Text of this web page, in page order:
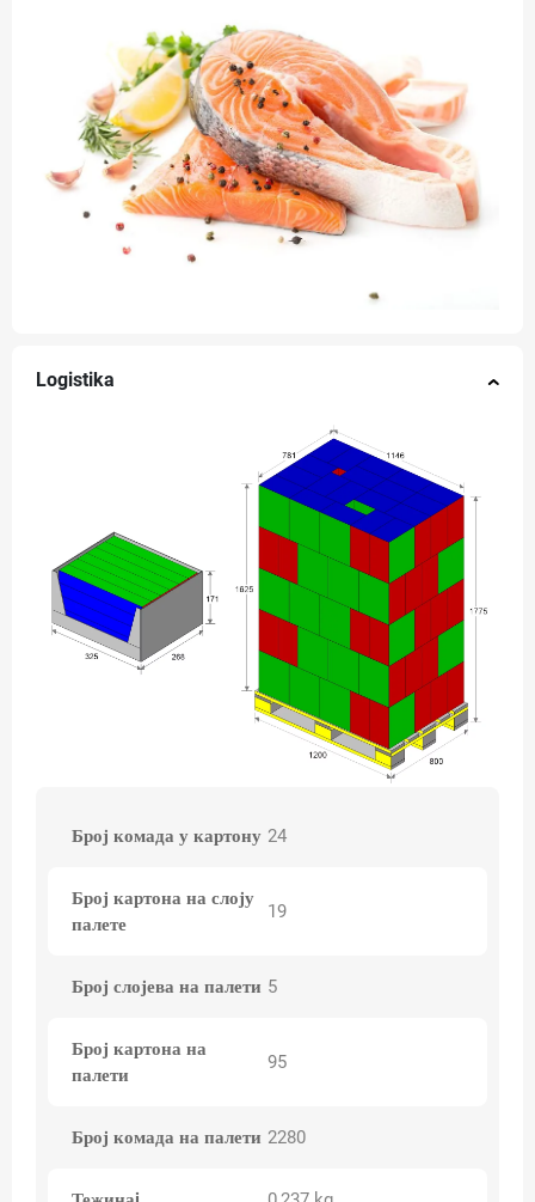
Logistika
Број комада у картону 24
Број картона на слоју
палете
19
Број слојева на палети 5
Број картона на
палети
95
Број комада на палети 2280